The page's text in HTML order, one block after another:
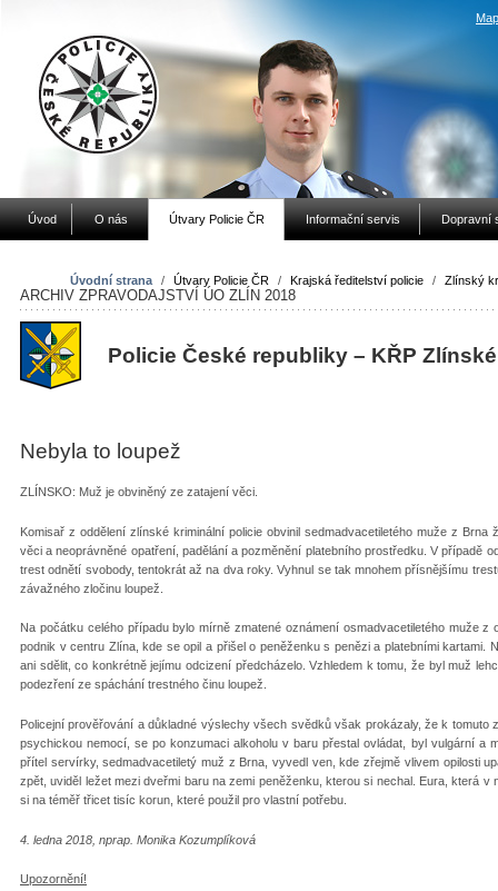
Úvod O nás Útvary Policie ČR Informační servis Dopravní
Úvodní strana / Útvary Policie ČR / Krajská ředitelství policie / Zlínský
ARCHIV ZPRAVODAJSTVÍ ÚO ZLÍN 2018
Policie České republiky – KŘP
Nebyla to loupež
ZLÍNSKO: Muž je obviněný ze zatajení věci.
Komisař z oddělení zlínské kriminální policie obvinil sedmadvacetiletého muže z
věci a neoprávněné opatření, padělání a pozměnění platebního prostředku. V případě
trest odnětí svobody, tentokrát až na dva roky. Vyhnul se tak mnohem přísnějšímu
závažného zločinu loupež.
Na počátku celého případu bylo mírně zmatené oznámení osmadvacetiletého muže
podnik v centru Zlína, kde se opil a přišel o peněženku s penězi a platebními kartami.
ani sdělit, co konkrétně jejímu odcizení předcházelo. Vzhledem k tomu, že byl muž
podezření ze spáchání trestného činu loupež.
Policejní prověřování a důkladné výslechy všech svědků však prokázaly, že k
psychickou nemocí, se po konzumaci alkoholu v baru přestal ovládat, byl vulgární a
přítel servírky, sedmadvacetiletý muž z Brna, vyvedl ven, kde zřejmě vlivem opilosti
zpět, uviděl ležet mezi dveřmi baru na zemi peněženku, kterou si nechal. Eura, která
si na téměř třicet tisíc korun, které použil pro vlastní potřebu.
4. ledna 2018, nprap. Monika Kozumplíková
Upozornění!